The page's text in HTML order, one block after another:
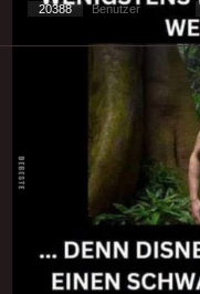
20388
Benutzer